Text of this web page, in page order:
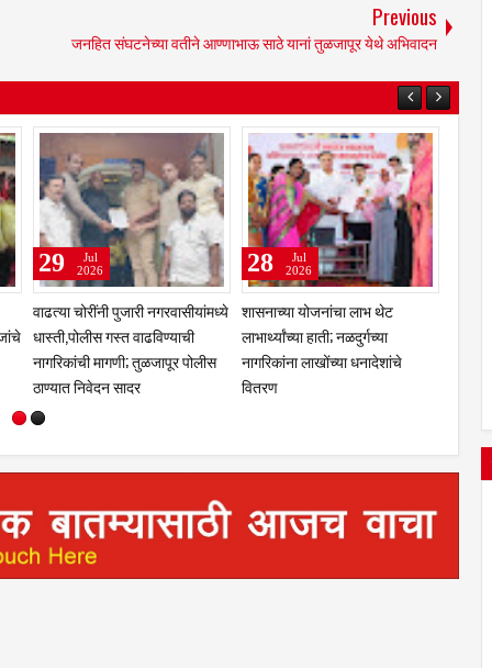
Previous
जनहित संघटनेच्या वतीने आण्णाभाऊ साठे यानां तुळजापूर येथे अभिवादन
चरणी तेलंगणा
बंजारा
सत्कार
कुलस्वामिनीच्या चरणी अभिनेत्री
प्राजक्ता माळी; तुळजाभवानी मंदिरात
सहकुटुंब पूजा-अर्चा
31
Jul
2026
झरेगावच्या दत्त मठात
भक्तिरंग; 'दासबोध'वर काका
प्रबोधन
29
Jul
2026